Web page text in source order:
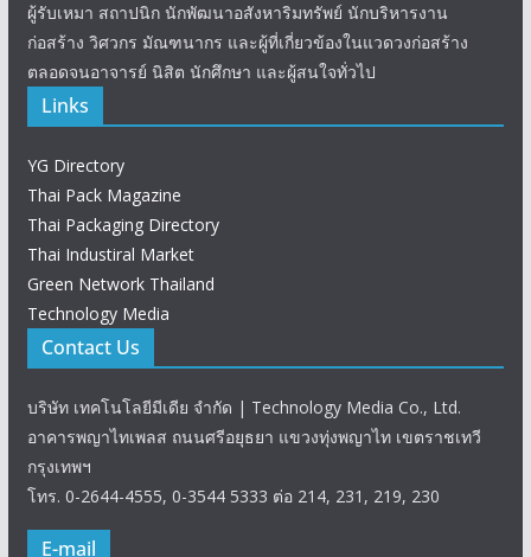
ผู้รับเหมา สถาปนิก นักพัฒนาอสังหาริมทรัพย์ นักบริหารงาน
ก่อสร้าง วิศวกร มัณฑนากร และผู้ที่เกี่ยวข้องในแวดวงก่อสร้าง
ตลอดจนอาจารย์ นิสิต นักศึกษา และผู้สนใจทั่วไป
Links
YG Directory
Thai Pack Magazine
Thai Packaging Directory
Thai Industiral Market
Green Network Thailand
Technology Media
Contact Us
บริษัท เทคโนโลยีมีเดีย จำกัด | Technology Media Co., Ltd.
อาคารพญาไทเพลส ถนนศรีอยุธยา แขวงทุ่งพญาไท เขตราชเทวี
กรุงเทพฯ
โทร. 0-2644-4555, 0-3544 5333 ต่อ 214, 231, 219, 230
E-mail